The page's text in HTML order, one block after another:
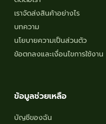
เราจัดส่งสินค้าอย่างไร
บทความ
นโยบายความเป็นส่วนตัว
ข้อตกลงและเงื่อนไขการใช้งาน
ข้อมูลช่วยเหลือ
บัญชีของฉัน